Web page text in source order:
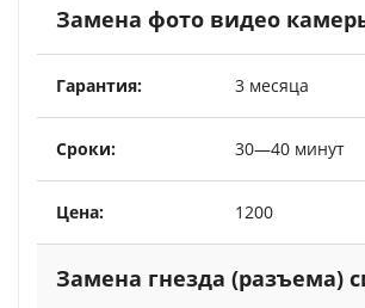
Замена фото видео
3 месяца
30—40 минут
1200
Замена гнезда (разъема)